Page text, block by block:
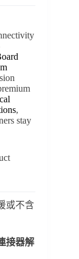
,
stay
或不含
接器解